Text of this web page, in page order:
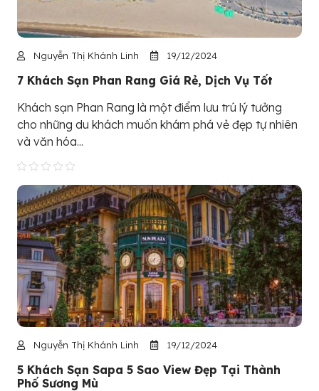
Nguyễn Thị Khánh Linh 19/12/2024
7 Khách Sạn Phan Rang Giá Rẻ, Dịch Vụ Tốt
Khách sạn Phan Rang là một điểm lưu trú lý tưởng
cho những du khách muốn khám phá vẻ đẹp tự nhiên
và văn hóa...
Nguyễn Thị Khánh Linh 19/12/2024
5 Khách Sạn Sapa 5 Sao View Đẹp Tại Thành
Phố Sương Mù